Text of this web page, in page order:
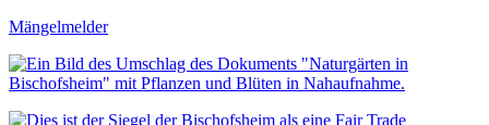
Mängelmelder